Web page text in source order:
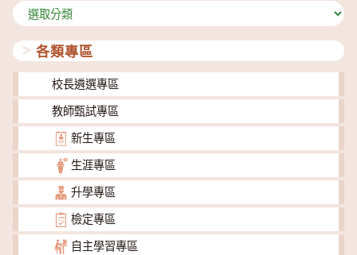
分
類
各類專區
校長遴選專區
教師甄試專區
新生專區
生涯專區
升學專區
檢定專區
自主學習專區